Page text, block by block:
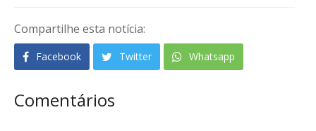
Compartilhe esta notícia:
Facebook Twitter Whatsapp
Comentários